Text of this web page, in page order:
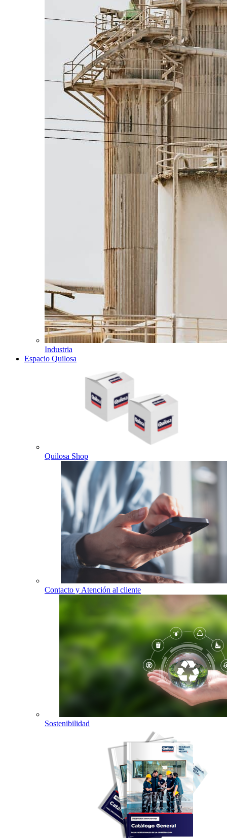
Industria
Espacio Quilosa
Quilosa Shop
Contacto y Atención al cliente
Sostenibilidad